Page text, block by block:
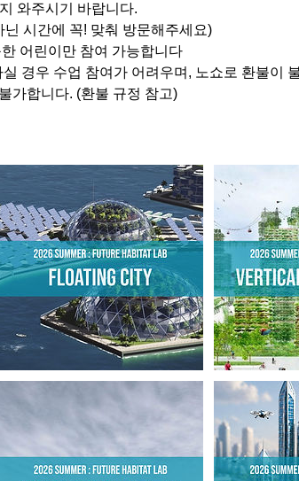
와주시기 바랍니다.
시간에 꼭! 맞춰 방문해주세요)
어린이만 참여 가능합니다
경우 수업 참여가 어려우며, 노쇼로 환불이
가합니다. (환불 규정 참고)